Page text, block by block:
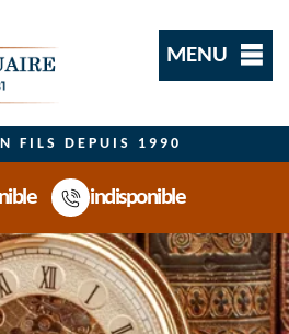
MENU
FILS DEPUIS 1990
indisponible